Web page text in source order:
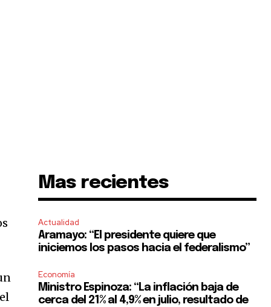
Mas recientes
Actualidad
Aramayo: “El presidente quiere que
iniciemos los pasos hacia el federalismo”
Economía
Ministro Espinoza: “La inflación baja de
cerca del 21% al 4,9% en julio, resultado de